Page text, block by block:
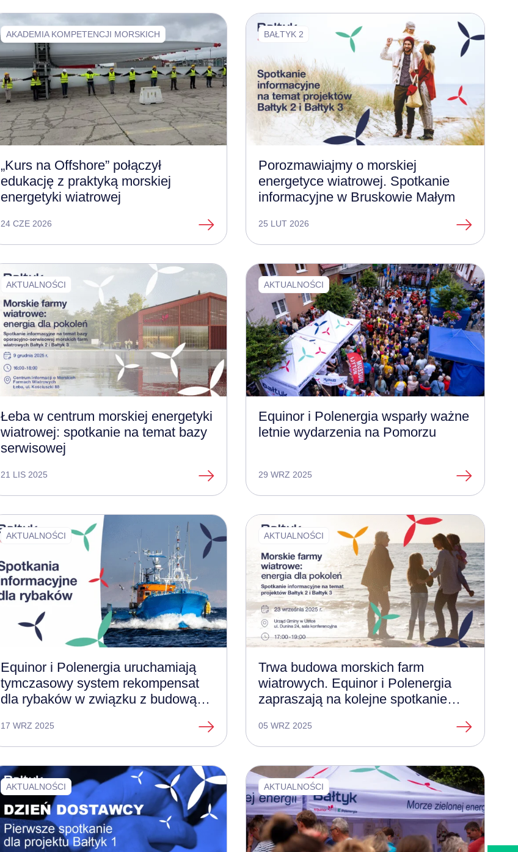
AKADEMIA KOMPETENCJI MORSKICH
„Kurs na Offshore” połączył
edukację z praktyką morskiej
energetyki wiatrowej
24 CZE 2026
BAŁTYK 2
Porozmawiajmy o morskiej
energetyce wiatrowej. Spotkanie
informacyjne w Bruskowie Małym
25 LUT 2026
AKTUALNOŚCI
Łeba w centrum morskiej energetyki
wiatrowej: spotkanie na temat bazy
serwisowej
21 LIS 2025
AKTUALNOŚCI
Equinor i Polenergia wsparły ważne
letnie wydarzenia na Pomorzu
29 WRZ 2025
AKTUALNOŚCI
Equinor i Polenergia uruchamiają
tymczasowy system rekompensat
dla rybaków w związku z budową
Bałtyk 3
17 WRZ 2025
AKTUALNOŚCI
Trwa budowa morskich farm
wiatrowych. Equinor i Polenergia
zapraszają na kolejne spotkanie
05 WRZ 2025
AKTUALNOŚCI AKTUALNOŚCI